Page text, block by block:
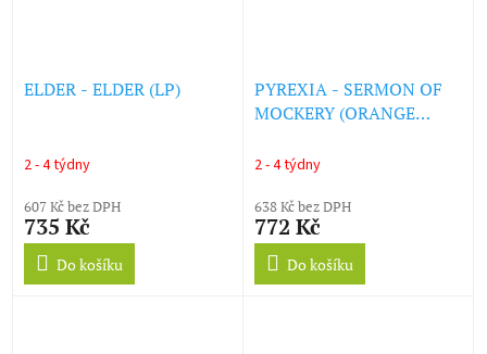
ELDER - ELDER (LP)
2 - 4 týdny
607 Kč bez DPH
735 Kč
Do košíku
PYREXIA - SERMON OF
MOCKERY (ORANGE
2 - 4 týdny
638 Kč bez DPH
772 Kč
Do košíku